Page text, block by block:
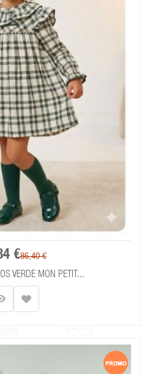
€86,40 €
VERDE MON PETIT...